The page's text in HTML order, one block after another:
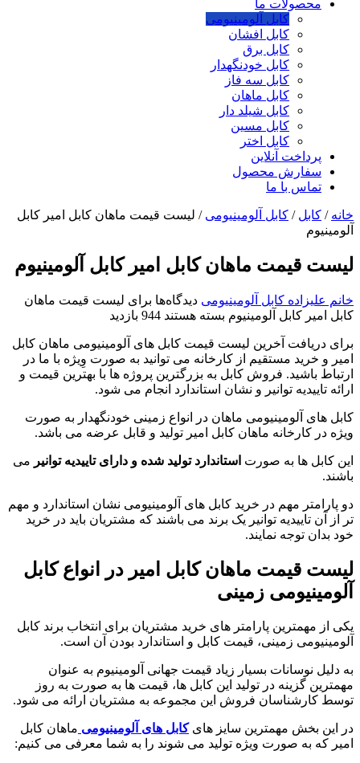
محصولات ما
کابل آلومینیومی
کابل افشان
کابل برق
کابل خودنگهدار
کابل سه فاز
کابل ماهان
کابل شیلد دار
کابل مسین
کابل اختر
پرداخت آنلاین
سفارش محصول
تماس با ما
خانه / کابل / کابل آلومینیومی / لیست قیمت ماهان کابل امیر کابل
آلومینیوم
لیست قیمت ماهان کابل امیر کابل آلومینیوم
خانم علیزاده کابل آلومینیومی دیدگاه‌ها برای لیست قیمت ماهان
کابل امیر کابل آلومینیوم بسته هستند 944 بازدید
برای دریافت آخرین لیست قیمت کابل های آلومینیومی ماهان کابل
امیر و خرید مستقیم از کارخانه می توانید به صورت وِیژه با ما در
ارتباط باشید. فروش کابل به بزرگترین پروژه ها با بهترین قیمت و
ارائه تاییدیه توانیر و نشان استاندارد انجام می شود.
کابل های آلومینیومی ماهان در انواع زمینی خودنگهدار به صورت
ویژه در کارخانه ماهان کابل امیر تولید و قابل عرضه می باشد.
این کابل ها به صورت استاندارد تولید شده و دارای تاییدیه توانیر می
باشند.
دو پارامتر مهم در خرید کابل های آلومینیومی نشان استاندارد و مهم
تر از آن تاییدیه توانیر یک برند می باشند که مشتریان باید در خرید
خود بدان توجه نمایند.
لیست قیمت ماهان کابل امیر در انواع کابل
آلومینیومی زمینی
یکی از مهمترین پارامتر های خرید مشتریان برای انتخاب برند کابل
آلومینیومی زمینی، قیمت کابل و استاندارد بودن آن است.
به دلیل نوسانات بسیار زیاد قیمت جهانی آلومینیوم به عنوان
مهمترین گزینه در تولید این کابل ها، قیمت ها به صورت به روز
توسط کارشناسان فروش این مجموعه به مشتریان ارائه می شود.
در این بخش مهمترین سایز هایکابل های آلومینیومی ماهان کابل
امیر که به صورت ویژه تولید می شوند را به شما معرفی می کنیم: